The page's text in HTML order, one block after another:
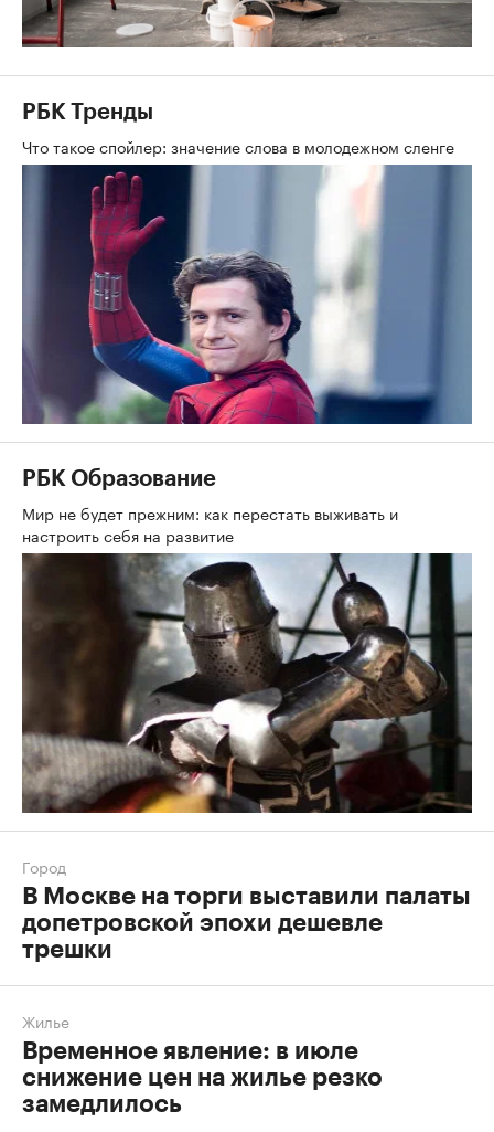
РБК Тренды
Что такое спойлер: значение слова в молодежном сленге
РБК Образование
Мир не будет прежним: как перестать выживать и
настроить себя на развитие
Город
В Москве на торги выставили палаты
допетровской эпохи дешевле
трешки
Жилье
Временное явление: в июле
снижение цен на жилье резко
замедлилось